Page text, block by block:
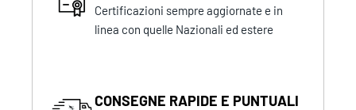
Certificazioni sempre aggiornate e in
linea con quelle Nazionali ed estere
CONSEGNE RAPIDE E PUNTUALI